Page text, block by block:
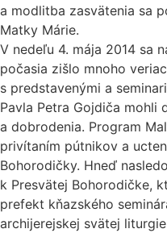
a modlitba zasvätenia sa
Matky Márie.
V nedeľu 4. mája 2014 sa
počasia zišlo mnoho
s predstavenými a
Pavla Petra Gojdiča mohli
a dobrodenia. Program
privítaním pútnikov a
Bohorodičky. Hneď
k Presvätej Bohorodičke,
prefekt kňazského
archijerejskej svätej